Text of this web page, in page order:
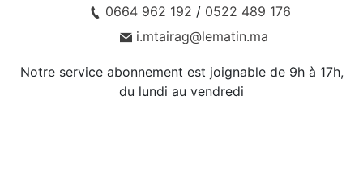
0664 962 192 / 0522 489 176
i.mtairag@lematin.ma
Notre service abonnement est joignable de 9h à 17h,
du lundi au vendredi